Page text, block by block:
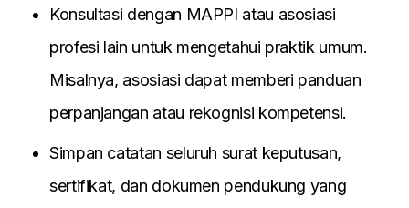
Konsultasi dengan MAPPI atau asosiasi
profesi lain untuk mengetahui praktik umum.
Misalnya, asosiasi dapat memberi panduan
perpanjangan atau rekognisi kompetensi.
Simpan catatan seluruh surat keputusan,
sertifikat, dan dokumen pendukung yang